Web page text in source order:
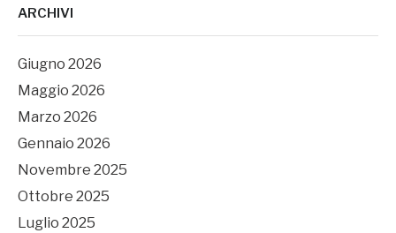
ARCHIVI
Giugno 2026
Maggio 2026
Marzo 2026
Gennaio 2026
Novembre 2025
Ottobre 2025
Luglio 2025